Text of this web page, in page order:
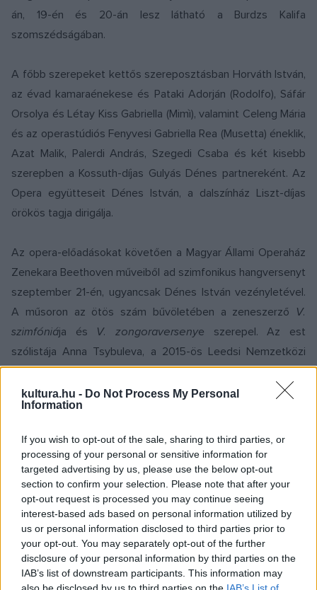
kultura.hu - Do Not Process My Personal
Information
If you wish to opt-out of the sale, sharing to third parties, or
processing of your personal or sensitive information for
targeted advertising by us, please use the below opt-out
section to confirm your selection. Please note that after your
opt-out request is processed you may continue seeing
interest-based ads based on personal information utilized by
us or personal information disclosed to third parties prior to
your opt-out. You may separately opt-out of the further
disclosure of your personal information by third parties on the
IAB’s list of downstream participants. This information may
also be disclosed by us to third parties on the IAB’s List of
án, 19-én és 20-án lesz látható a Burdzs Kalifa
szomszédságában.
A főbb szerepeket kettős szereposztásban Horváth István,
az évad kamaraénekese és Pataki Adorján (Rodolfo), Sáfár
Orsolya és Létay Kiss Gabriella (Mimì), valamint Celeng Mária
és az operastúdiós Fenyvesi Gabriella Rea (Musetta) éneklik,
Azat Malik, Palerdi András, Szegedi Csaba és két kisebb
szerepben a Kossuth-díjas Gulyás Dénes partnereként. Az
Opera együtteseit Dénes István, a dalszínház Liszt-díjas
örökös tagja dirigálja.
Az opera-előadásokat követően a Magyar Állami Operaház
Zenekara Beethoven műveiből ad szimfonikus hangversenyt
szeptember 21-én, ugyancsak Dénes István vezényletével.
A műsoron az ötös szám bűvöletében a zeneszerző V.
szimfóniája és V. zongoraversenye szerepel. Az est
szólistája Anna Tsybuleva, a 2015-ös Leedsi Nemzetközi
Zongoraverseny győztese lesz, aki az elmúlt évtizedben
Londontól Tokióig számos rangos együttessel és
koncertteremben adott emlékezetes koncerteket.
A következő héten, szeptember 25. és 28. között a Magyar
Állami Operaház balettegyüttese, a Magyar Nemzeti Balett
két év után ismétA hattyúk tavacímű klasszikussal tér
vissza a Dubaji Opera színpadára. Csajkovszkij zenéjére
Marius Petipa és Lev Ivanov 1895-ös koreográfiája nyomán
Rudi van Dantzig és Toer van Schayk készített koreográfiát
1988-ban a Holland Nemzeti Balett számára, ami 2015 óta